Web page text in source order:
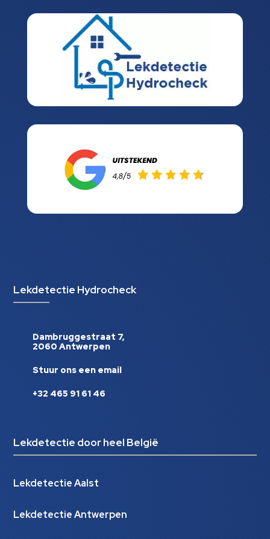
Lekdetectie Hydrocheck
Dambruggestraat 7,
2060 Antwerpen
Stuur ons een email
+32 465 91 61 46
Lekdetectie door heel België
Lekdetectie Aalst
Lekdetectie Antwerpen